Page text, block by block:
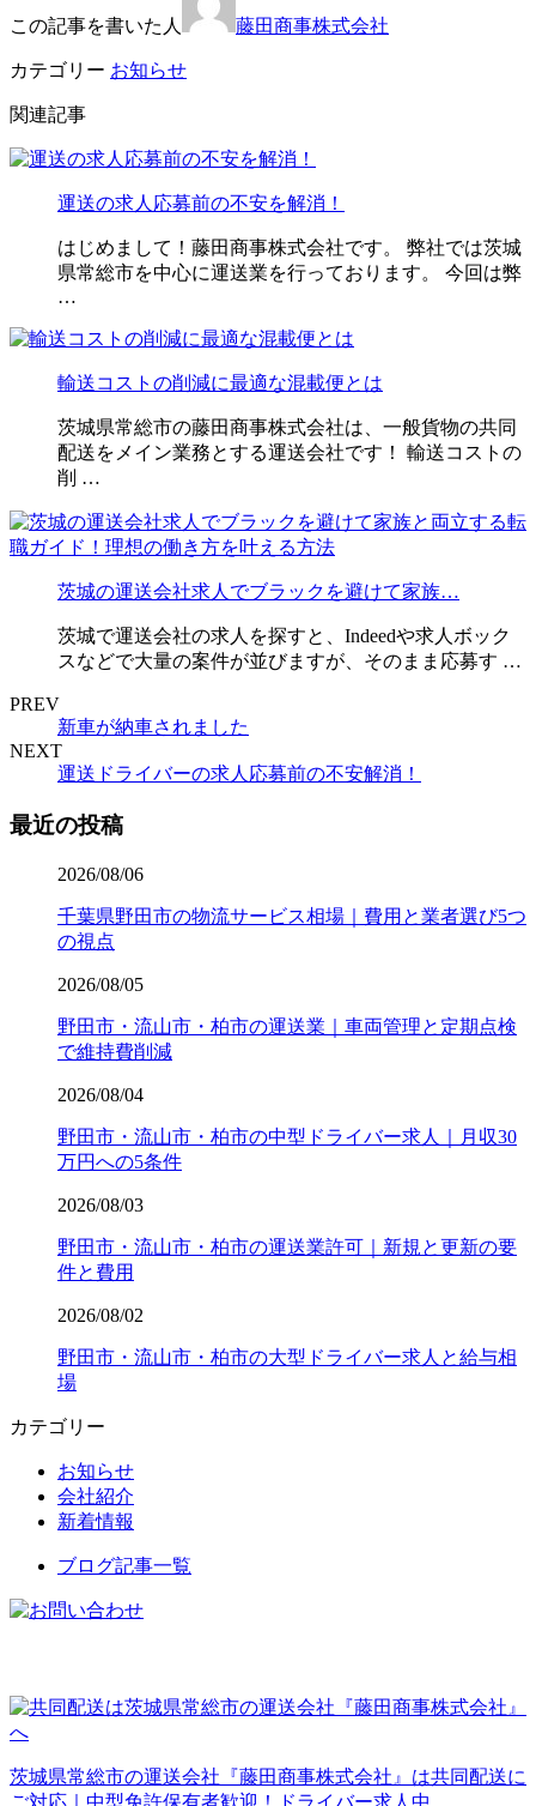
この記事を書いた人 藤田商事株式会社
カテゴリー お知らせ
関連記事
運送の求人応募前の不安を解消！
はじめまして！藤田商事株式会社です。 弊社では茨城
県常総市を中心に運送業を行っております。 今回は弊
…
輸送コストの削減に最適な混載便とは
茨城県常総市の藤田商事株式会社は、一般貨物の共同
配送をメイン業務とする運送会社です！ 輸送コストの
削 …
茨城の運送会社求人でブラックを避けて家族…
茨城で運送会社の求人を探すと、Indeedや求人ボック
スなどで大量の案件が並びますが、そのまま応募す …
PREV
新車が納車されました
NEXT
運送ドライバーの求人応募前の不安解消！
最近の投稿
2026/08/06
千葉県野田市の物流サービス相場｜費用と業者選び5つ
の視点
2026/08/05
野田市・流山市・柏市の運送業｜車両管理と定期点検
で維持費削減
2026/08/04
野田市・流山市・柏市の中型ドライバー求人｜月収30
万円への5条件
2026/08/03
野田市・流山市・柏市の運送業許可｜新規と更新の要
件と費用
2026/08/02
野田市・流山市・柏市の大型ドライバー求人と給与相
場
カテゴリー
お知らせ
会社紹介
新着情報
ブログ記事一覧
茨城県常総市の運送会社『藤田商事株式会社』は共同配送に
ご対応｜中型免許保有者歓迎！ドライバー求人中